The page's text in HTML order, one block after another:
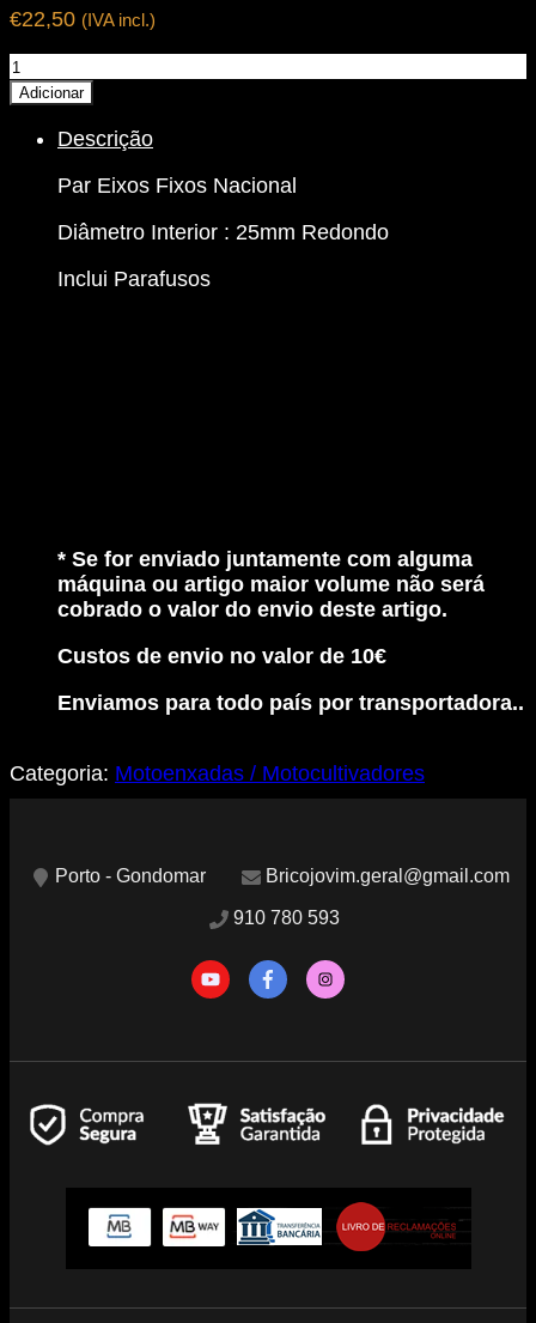
€22,50 (IVA incl.)
Quantidade
de
Eixos
Nacional
Redondo
Agrícola
Adicionar
Descrição
Par Eixos Fixos Nacional
Diâmetro Interior : 25mm Redondo
Inclui Parafusos
* Se for enviado juntamente com alguma
máquina ou artigo maior volume não será
cobrado o valor do envio deste artigo.
Custos de envio no valor de 10€
Enviamos para todo país por transportadora..
Categoria: Motoenxadas / Motocultivadores
Porto - Gondomar Bricojovim.geral@gmail.com
910 780 593